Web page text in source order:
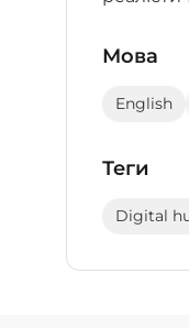
Мова
English
Теги
Digital